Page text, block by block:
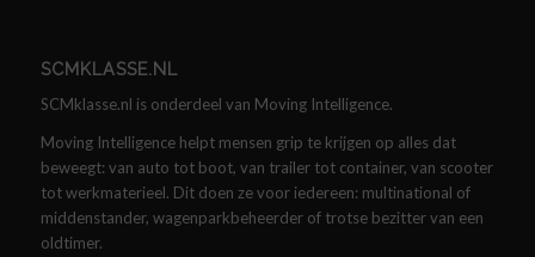
SCMKLASSE.NL
SCMklasse.nl is onderdeel van Moving Intelligence.
Moving Intelligence helpt mensen grip te krijgen op alles dat
beweegt: van auto tot boot, van trailer tot container, van scooter
tot werkmaterieel. Dit doen ze voor iedereen: multinational of
middenstander, wagenparkbeheerder of trotse bezitter van een
oldtimer.